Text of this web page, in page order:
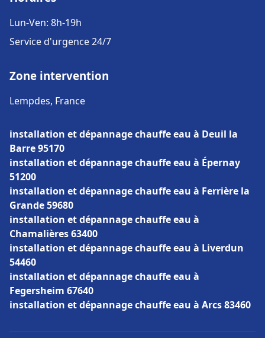
Lun-Ven: 8h-19h
Service d'urgence 24/7
Zone intervention
Lempdes, France
installation et dépannage chauffe eau à Deuil la
Barre 95170
installation et dépannage chauffe eau à Épernay
51200
installation et dépannage chauffe eau à Ferrière la
Grande 59680
installation et dépannage chauffe eau à
Chamalières 63400
installation et dépannage chauffe eau à Liverdun
54460
installation et dépannage chauffe eau à
Fegersheim 67640
installation et dépannage chauffe eau à Arcs 83460